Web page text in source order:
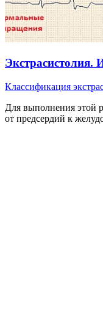
Экстрасистолия.
Классификация
Для выполнения этой
от предсердий к